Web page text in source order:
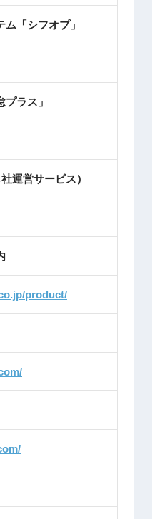
「シフオプ」
ラス」
運営サービス）
product/